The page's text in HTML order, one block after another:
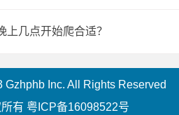
几点开始爬合适？
Gzhphb Inc. All Rights Reserved
有 粤ICP备16098522号